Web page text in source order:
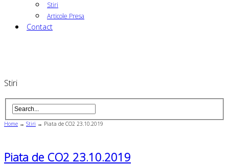
Stiri
Articole Presa
Contact
Stiri
Home → Stiri → Piata de CO2 23.10.2019
Piata de CO2 23.10.2019